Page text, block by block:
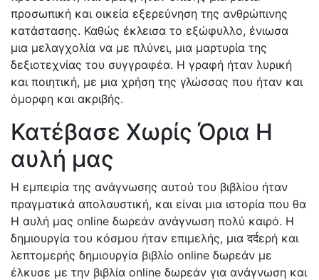
προσωπική και οικεία εξερεύνηση της ανθρώπινης
κατάστασης. Καθώς έκλεισα το εξώφυλλο, ένιωσα
μια μελαγχολία να με πλύνει, μια μαρτυρία της
δεξιοτεχνίας του συγγραφέα. Η γραφή ήταν λυρική
και ποιητική, με μια χρήση της γλώσσας που ήταν και
όμορφη και ακριβής.
Κατέβασε Χωρίς Όρια Η
αυλή μας
Η εμπειρία της ανάγνωσης αυτού του βιβλίου ήταν
πραγματικά απολαυστική, και είναι μια ιστορία που θα
Η αυλή μας online δωρεάν ανάγνωση πολύ καιρό. Η
δημιουργία του κόσμου ήταν επιμελής, μια दर्दερή και
λεπτομερής δημιουργία βιβλίο online δωρεάν με
έλκυσε με την βιβλία online δωρεάν για ανάγνωση και